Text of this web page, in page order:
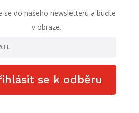
se do našeho newsletteru a buďte
v obraze.
se k odběru